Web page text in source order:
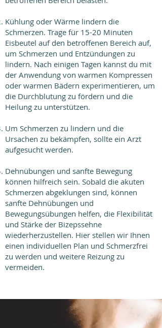
Kühlung oder Wärme lindern die
Schmerzen. Trage für 15-20 Minuten
Eisbeutel auf den betroffenen Bereich auf,
um Schmerzen und Entzündungen zu
lindern. Nach einigen Tagen kannst du mit
der Anwendung von warmen Kompressen
oder warmen Bädern experimentieren, um
die Durchblutung zu fördern und die
Heilung zu unterstützen.
Um Schmerzen zu lindern und die
Ursachen zu bekämpfen, sollte ein Arzt
aufgesucht werden.
Dehnübungen und sanfte Bewegung
können hilfreich sein. Sobald die akuten
Schmerzen abgeklungen sind, können
sanfte Dehnübungen und
Bewegungsübungen helfen, die Flexibilität
und Stärke der Bizepssehne
wiederherzustellen. Hier stellen wir Ihnen
einen individuellen Plan und Schmerzfrei
zu werden und weitere Reizung zu
vermeiden.